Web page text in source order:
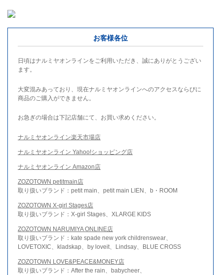
お客様各位
日頃はナルミヤオンラインをご利用いただき、誠にありがとうござい
ます。
大変混みあっており、現在ナルミヤオンラインへのアクセスならびに
商品のご購入ができません。
お急ぎの場合は下記店舗にて、お買い求めください。
ナルミヤオンライン楽天市場店
ナルミヤオンライン Yahoo!ショッピング店
ナルミヤオンライン Amazon店
ZOZOTOWN petitmain店
取り扱いブランド：petit main、petit main LIEN、b・ROOM
ZOZOTOWN X-girl Stages店
取り扱いブランド：X-girl Stages、XLARGE KIDS
ZOZOTOWN NARUMIYA ONLINE店
取り扱いブランド：kate spade new york childrenswear、
LOVETOXIC、kladskap、by loveit、Lindsay、BLUE CROSS
ZOZOTOWN LOVE&PEACE&MONEY店
取り扱いブランド：After the rain、babycheer、